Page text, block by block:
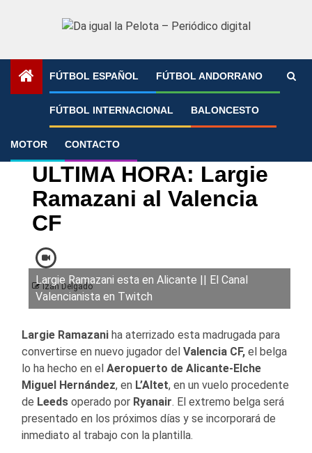
FÚTBOL ESPAÑOL FÚTBOL ANDORRANO
FÚTBOL INTERNACIONAL BALONCESTO
MOTOR CONTACTO
»
LaLiga Valencia CF
ULTIMA HORA: Largie
Ramazani al Valencia
CF
Izan Delgado
Largie Ramazani esta en Alicante || El Canal
Valencianista en Twitch
Largie Ramazani ha aterrizado esta madrugada para
convertirse en nuevo jugador del Valencia CF, el belga
lo ha hecho en el Aeropuerto de Alicante-Elche
Miguel Hernández, en L’Altet, en un vuelo procedente
de Leeds operado por Ryanair. El extremo belga será
presentado en los próximos días y se incorporará de
inmediato al trabajo con la plantilla.